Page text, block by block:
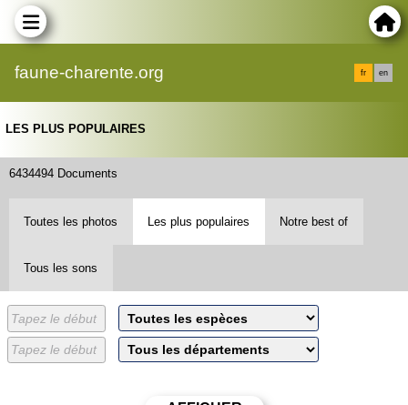
faune-charente.org fr en
LES PLUS POPULAIRES
6434494 Documents
Toutes les photos Les plus populaires Notre best of
Tous les sons